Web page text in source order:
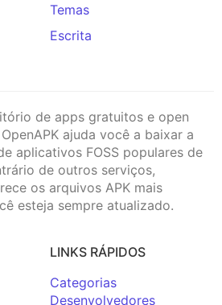
Temas
Escrita
de apps gratuitos e open
ajuda você a baixar a
aplicativos FOSS populares de
de outros serviços,
os arquivos APK mais
esteja sempre atualizado.
LINKS RÁPIDOS
Categorias
Desenvolvedores